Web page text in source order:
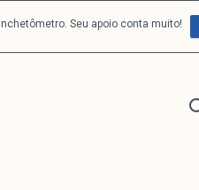
Seu apoio conta muito!